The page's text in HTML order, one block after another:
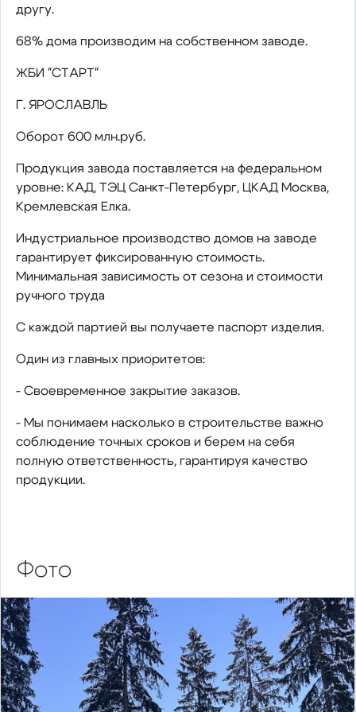
другу.
68% дома производим на собственном заводе.
ЖБИ "СТАРТ"
Г. ЯРОСЛАВЛЬ
Оборот 600 млн.руб.
Продукция завода поставляется на федеральном
уровне: КАД, ТЭЦ Санкт-Петербург, ЦКАД Москва,
Кремлевская Елка.
Индустриальное производство домов на заводе
гарантирует фиксированную стоимость.
Минимальная зависимость от сезона и стоимости
ручного труда
С каждой партией вы получаете паспорт изделия.
Один из главных приоритетов:
- Своевременное закрытие заказов.
- Мы понимаем насколько в строительстве важно
соблюдение точных сроков и берем на себя
полную ответственность, гарантируя качество
продукции.
Фото